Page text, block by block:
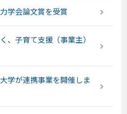
学会論文賞を受賞
、子育て支援（事業主）
学が連携事業を開催しま